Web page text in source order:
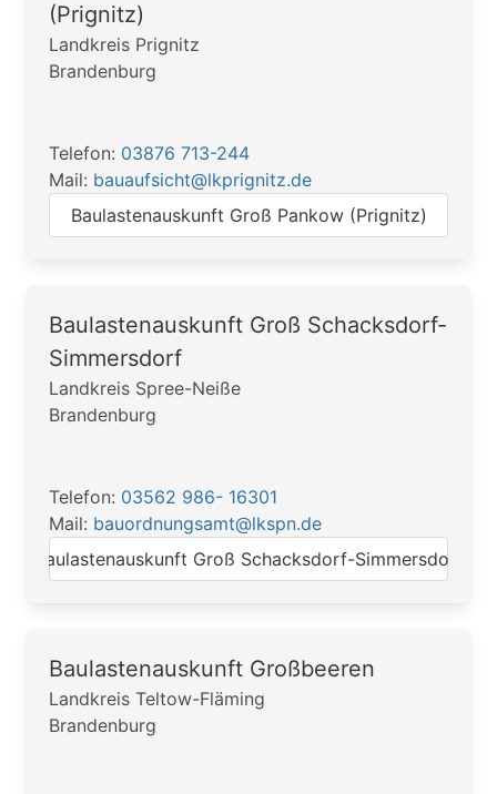
(Prignitz)
Landkreis Prignitz
Brandenburg
Telefon: 03876 713-244
Mail: bauaufsicht@lkprignitz.de
Baulastenauskunft Groß Pankow (Prignitz)
Baulastenauskunft Groß Schacksdorf-
Simmersdorf
Landkreis Spree-Neiße
Brandenburg
Telefon: 03562 986- 16301
Mail: bauordnungsamt@lkspn.de
Baulastenauskunft Groß Schacksdorf-Simmersdorf
Baulastenauskunft Großbeeren
Landkreis Teltow-Fläming
Brandenburg